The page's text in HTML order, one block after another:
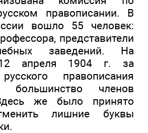
правописании. В
вошло 55 человек:
представители
заведений. На
12 апреля 1904 г. за
правописания
большинство членов
же было принято
лишние буквы